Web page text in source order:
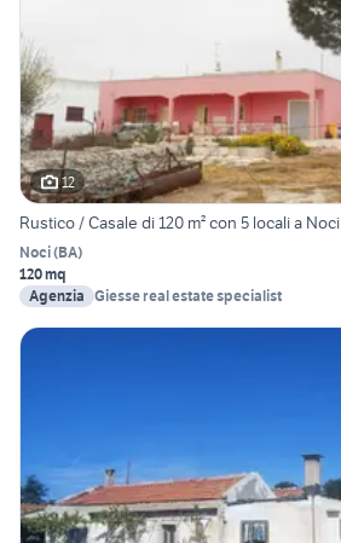
12
Rustico / Casale di 120 m² con 5 locali a Noci
Noci(BA)
120 mq
Agenzia Giesse real estate specialist